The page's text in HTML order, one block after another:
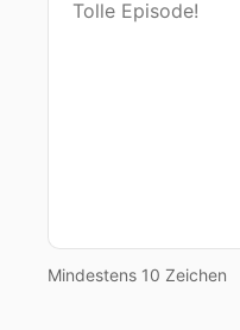
Mindestens 10 Zeichen